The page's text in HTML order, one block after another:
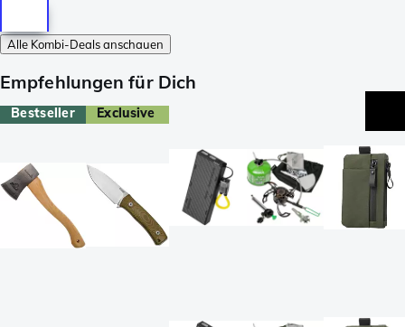
Alle Kombi-Deals anschauen
Empfehlungen für Dich
Bestseller Exclusive